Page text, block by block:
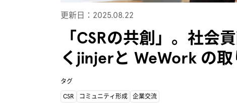
更新日：2025.08.22
「CSRの共創」。社会
くjinjerと WeWork の
タグ
CSR コミュニティ形成 企業交流